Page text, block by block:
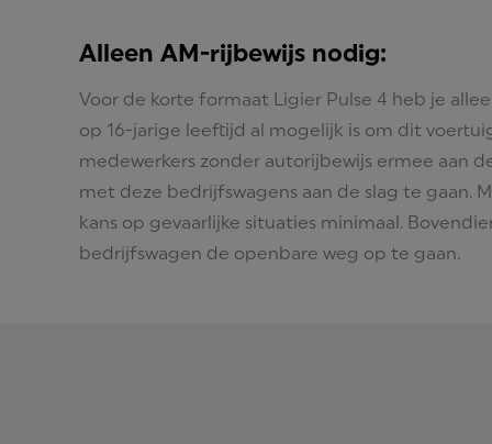
Alleen AM-rijbewijs nodig:
Voor de korte formaat Ligier Pulse 4 heb je
op 16-jarige leeftijd al mogelijk is om dit
medewerkers zonder autorijbewijs ermee aan
met deze bedrijfswagens aan de slag te gaan.
kans op gevaarlijke situaties minimaal.
bedrijfswagen de openbare weg op te gaan.